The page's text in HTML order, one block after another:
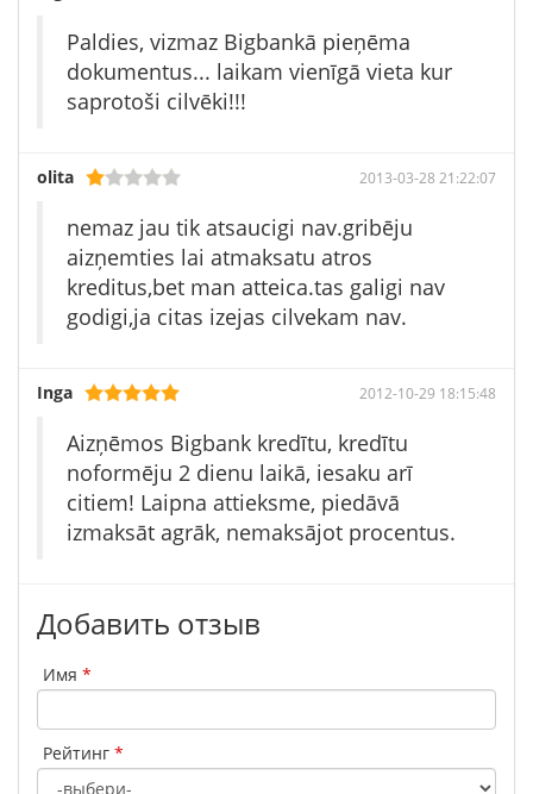
Paldies, vizmaz Bigbankā pieņēma
dokumentus... laikam vienīgā vieta kur
saprotoši cilvēki!!!
olita 2013-03-28 21:22:07
nemaz jau tik atsaucigi nav.gribēju
aizņemties lai atmaksatu atros
kreditus,bet man atteica.tas galigi nav
godigi,ja citas izejas cilvekam nav.
Inga 2012-10-29 18:15:48
Aizņēmos Bigbank kredītu, kredītu
noformēju 2 dienu laikā, iesaku arī
citiem! Laipna attieksme, piedāvā
izmaksāt agrāk, nemaksājot procentus.
Добавить отзыв
Имя *
Рейтинг *